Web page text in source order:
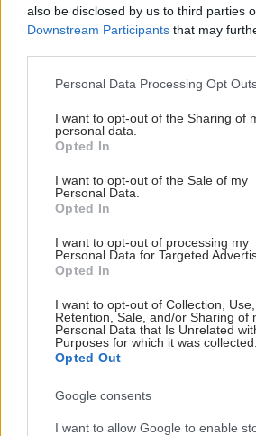
also be disclosed by us to third parties
Downstream Participants that may
Please note that this website/app uses
not limited to your visit or usage
grant or deny consent to Google and its
use your data for below specified
consent section.
Personal Data Processing Opt
I want to opt-out of the Sharing of
personal data.
Opted In
I want to opt-out of the Sale of my
Personal Data.
Opted In
I want to opt-out of processing my
Personal Data for Targeted
Opted In
I want to opt-out of Collection, Use,
Retention, Sale, and/or Sharing of
Personal Data that Is Unrelated
Purposes for which it was collected.
Opted Out
Google consents
I want to allow Google to enable